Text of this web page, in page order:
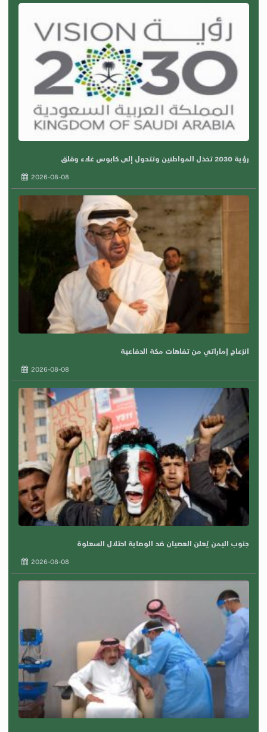
رؤية 2030 تخذل المواطنين وتتحول إلى كابوس غلاء وقلق
2026-08-08
انزعاج إماراتي من تفاهات مكة الدفاعية
2026-08-08
جنوب اليمن يُعلن العصيان ضد الوصاية احتلال السعلوة
2026-08-08